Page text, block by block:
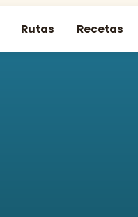
Rutas Recetas